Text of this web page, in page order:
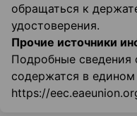
обращаться к
удостоверения.
Прочие источники
Подробные сведения
содержатся в
https://